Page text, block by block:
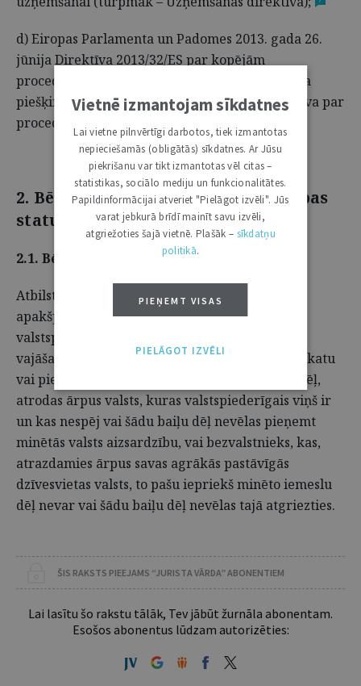
d) Eiropas Parlamenta un Padomes 2013. gada 26.
jūnija Direktīva 2013/32/ES par kopējām
procedūrām starptautiskās aizsardzības statusa
piešķiršanai un atņemšanai (turpmāk – Direktīva par
procedūrām).
2. Bēgļa un alternatīvās aizsardzības
statusa nozīme
2.1. Bēglis
Atbilstoši Kvalificēšanas direktīvas 2. panta d)
apakšpunktam "bēglis" ir trešās valsts
valstspiederīgais, kas, pamatoti baidoties no
vajāšanas rases, reliģijas, tautības, politisko uzskatu
vai piederības kādai noteiktai sociālai grupai dēļ,
atrodas ārpus valsts, kuras valstspiederīgais viņš ir
un kas nespēj vai šādu baiļu dēļ nevēlas pieņemt
minētās valsts aizsardzību, vai bezvalstnieks, kas,
atrazdamies ārpus savas agrākās pastāvīgās
dzīvesvietas valsts, to pašu iepriekš minēto iemeslu
dēļ nevar vai šādu baiļu dēļ nevēlas tajā atgriezties.
ŠIS RAKSTS PIEEJAMS “JURISTA VĀRDA” ABONENTIEM
Lai lasītu šo rakstu tālāk, Tev jābūt žurnāla abonentam.
Esošos abonentus lūdzam autorizēties:
Vietnē izmantojam sīkdatnes
Lai vietne pilnvērtīgi darbotos, tiek izmantotas
nepieciešamās (obligātās) sīkdatnes. Ar Jūsu
piekrišanu var tikt izmantotas vēl citas –
statistikas, sociālo mediju un funkcionalitātes.
Papildinformācijai atveriet "Pielāgot izvēli". Jūs
varat jebkurā brīdī mainīt savu izvēli,
atgriežoties šajā vietnē. Plašāk – sīkdatņu
politikā.
PIEŅEMT VISAS
PIELĀGOT IZVĒLI